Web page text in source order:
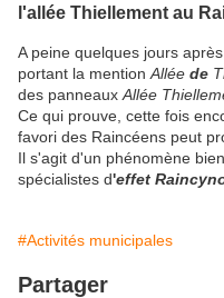
l'allée Thiellement au
A peine quelques jours
portant la mention Allée de
des panneaux Allée
Ce qui prouve, cette fois
favori des Raincéens peut
Il s'agit d'un phénomène
spécialistes d'effet
#Activités municipales
Partager